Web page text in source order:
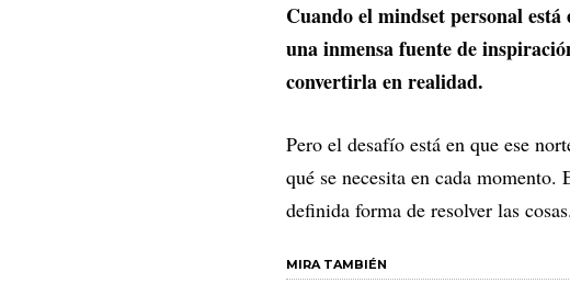
Cuando el mindset personal
una inmensa fuente de
convertirla en realidad.
Pero el desafío está en que ese
qué se necesita en cada
definida forma de resolver las cosas.
MIRA TAMBIÉN